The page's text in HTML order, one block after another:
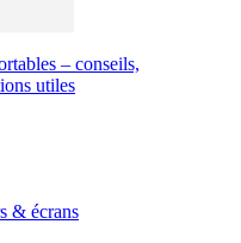
– conseils,
utiles
& écrans